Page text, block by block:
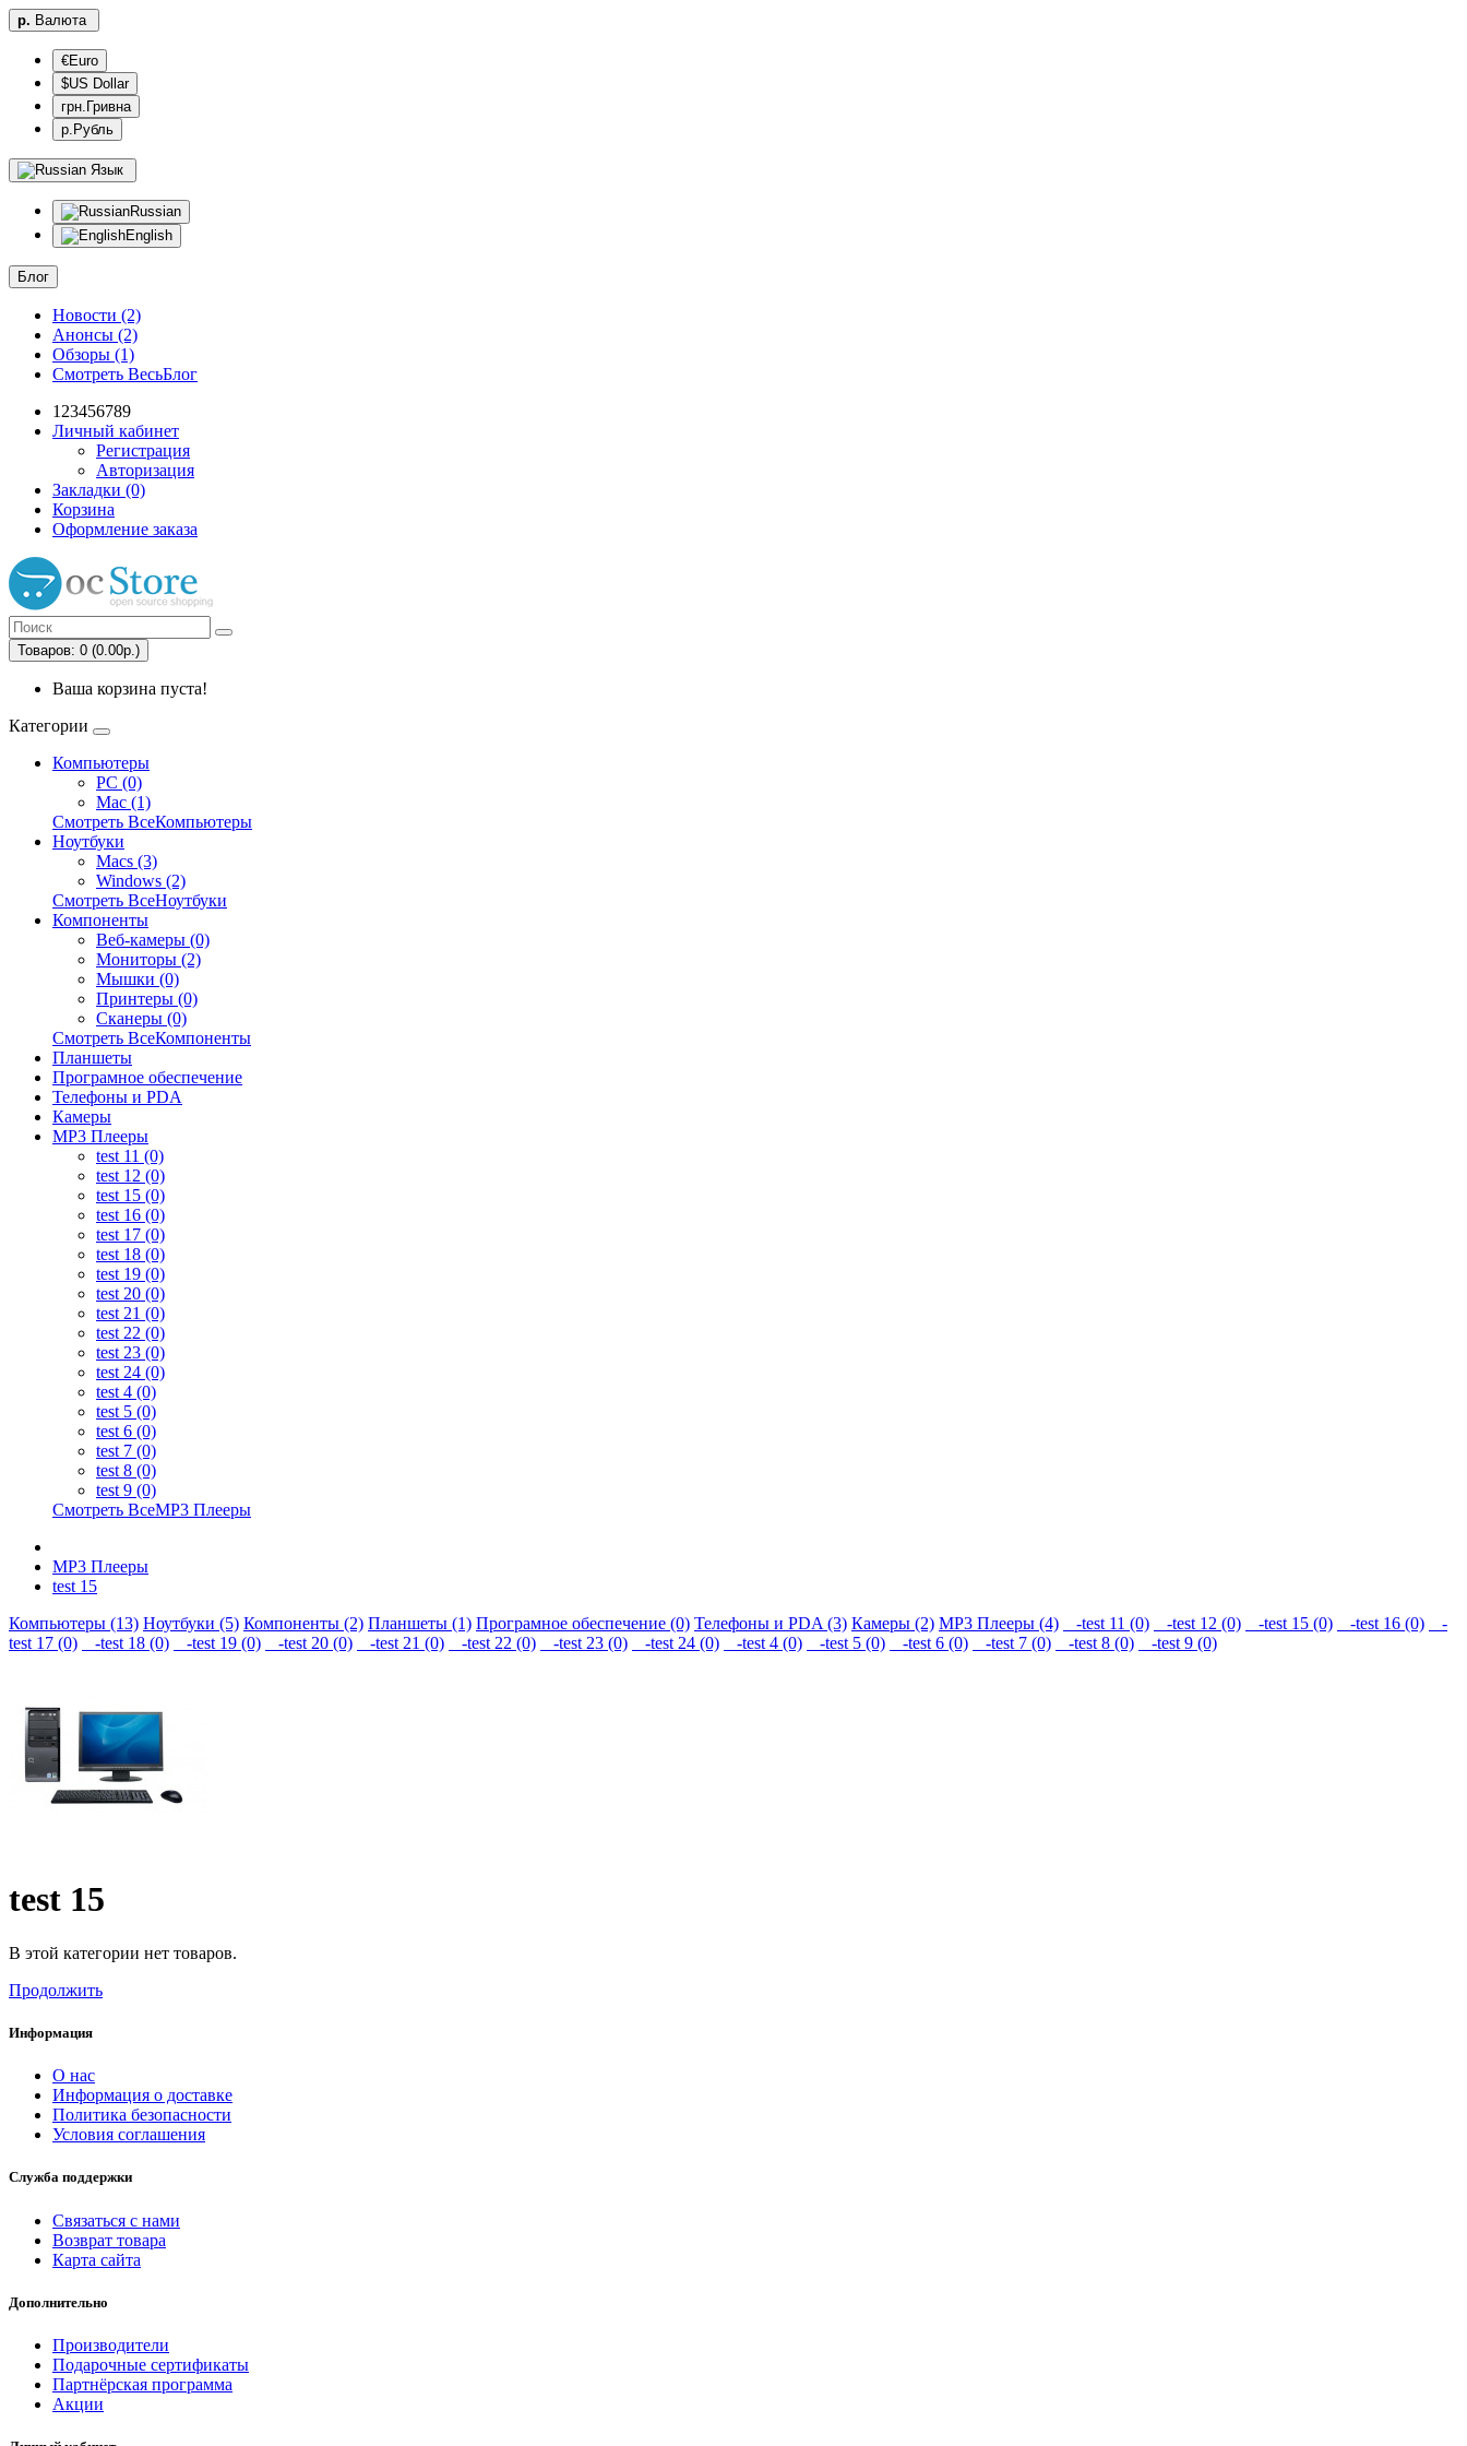
р. Валюта
€Euro
$US Dollar
грн.Гривна
р.Рубль
Язык
Russian
English
Блог
Новости (2)
Анонсы (2)
Обзоры (1)
Смотреть ВесьБлог
123456789
Личный кабинет
Регистрация
Авторизация
Закладки (0)
Корзина
Оформление заказа
Товаров: 0 (0.00р.)
Ваша корзина пуста!
Категории
Компьютеры
PC (0)
Mac (1)
Смотреть ВсеКомпьютеры
Ноутбуки
Macs (3)
Windows (2)
Смотреть ВсеНоутбуки
Компоненты
Веб-камеры (0)
Мониторы (2)
Мышки (0)
Принтеры (0)
Сканеры (0)
Смотреть ВсеКомпоненты
Планшеты
Програмное обеспечение
Телефоны и PDA
Камеры
MP3 Плееры
test 11 (0)
test 12 (0)
test 15 (0)
test 16 (0)
test 17 (0)
test 18 (0)
test 19 (0)
test 20 (0)
test 21 (0)
test 22 (0)
test 23 (0)
test 24 (0)
test 4 (0)
test 5 (0)
test 6 (0)
test 7 (0)
test 8 (0)
test 9 (0)
Смотреть ВсеMP3 Плееры
MP3 Плееры
test 15
Компьютеры (13) Ноутбуки (5) Компоненты (2) Планшеты (1) Програмное обеспечение (0) Телефоны и PDA (3) Камеры (2) MP3 Плееры (4) -test 11 (0) -test 12 (0) -test 15 (0) -test 16 (0)
-
test 17 (0)
-test 18 (0) -test 19 (0) -test 20 (0) -test 21 (0) -test 22 (0) -test 23 (0) -test 24 (0) -test 4 (0) -test 5 (0) -test 6 (0) -test 7 (0) -test 8 (0) -test 9 (0)
test 15
В этой категории нет товаров.
Продолжить
Информация
О нас
Информация о доставке
Политика безопасности
Условия соглашения
Служба поддержки
Связаться с нами
Возврат товара
Карта сайта
Дополнительно
Производители
Подарочные сертификаты
Партнёрская программа
Акции